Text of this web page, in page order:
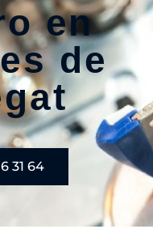
en
de
31 64